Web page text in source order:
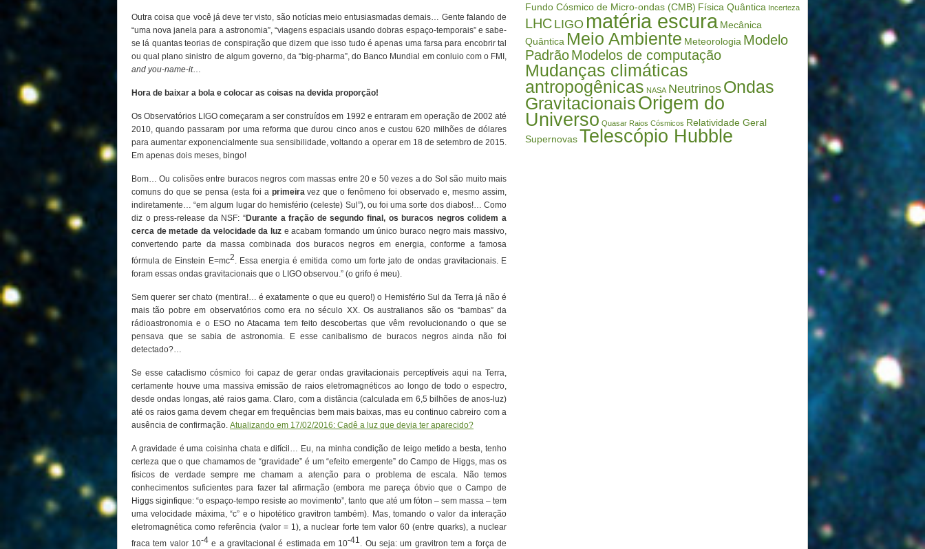
Outra coisa que você já deve ter visto, são notícias meio entusiasmadas demais… Gente falando de
“uma nova janela para a astronomia”, “viagens espaciais usando dobras espaço-temporais” e sabe-
se lá quantas teorias de conspiração que dizem que isso tudo é apenas uma farsa para encobrir tal
ou qual plano sinistro de algum governo, da “big-pharma”, do Banco Mundial em conluio com o FMI,
and you-name-it…
Hora de baixar a bola e colocar as coisas na devida proporção!
Os Observatórios LIGO começaram a ser construídos em 1992 e entraram em operação de 2002 até
2010, quando passaram por uma reforma que durou cinco anos e custou 620 milhões de dólares
para aumentar exponencialmente sua sensibilidade, voltando a operar em 18 de setembro de 2015.
Em apenas dois meses, bingo!
Bom… Ou colisões entre buracos negros com massas entre 20 e 50 vezes a do Sol são muito mais
comuns do que se pensa (esta foi a primeiravez que o fenômeno foi observado e, mesmo assim,
indiretamente… “em algum lugar do hemisfério (celeste) Sul”), ou foi uma sorte dos diabos!… Como
diz o press-release da NSF: “Durante a fração de segundo final, os buracos negros colidem a
cerca de metade da velocidade da luz e acabam formando um único buraco negro mais massivo,
convertendo parte da massa combinada dos buracos negros em energia, conforme a famosa
fórmula de Einstein E=mc2. Essa energia é emitida como um forte jato de ondas gravitacionais. E
foram essas ondas gravitacionais que o LIGO observou.” (o grifo é meu).
Sem querer ser chato (mentira!… é exatamente o que eu quero!) o Hemisfério Sul da Terra já não é
mais tão pobre em observatórios como era no século XX. Os australianos são os “bambas” da
rádioastronomia e o ESO no Atacama tem feito descobertas que vêm revolucionando o que se
pensava que se sabia de astronomia. E esse canibalismo de buracos negros ainda não foi
detectado?…
Se esse cataclismo cósmico foi capaz de gerar ondas gravitacionais perceptíveis aqui na Terra,
certamente houve uma massiva emissão de raios eletromagnéticos ao longo de todo o espectro,
desde ondas longas, até raios gama. Claro, com a distância (calculada em 6,5 bilhões de anos-luz)
até os raios gama devem chegar em frequências bem mais baixas, mas eu continuo cabreiro com a
ausência de confirmação. Atualizando em 17/02/2016: Cadê a luz que devia ter aparecido?
A gravidade é uma coisinha chata e difícil… Eu, na minha condição de leigo metido a besta, tenho
certeza que o que chamamos de “gravidade” é um “efeito emergente” do Campo de Higgs, mas os
físicos de verdade sempre me chamam a atenção para o problema de escala. Não temos
conhecimentos suficientes para fazer tal afirmação (embora me pareça óbvio que o Campo de
Higgs siginfique: “o espaço-tempo resiste ao movimento”, tanto que até um fóton – sem massa – tem
uma velocidade máxima, “c” e o hipotético gravitron também). Mas, tomando o valor da interação
eletromagnética como referência (valor = 1), a nuclear forte tem valor 60 (entre quarks), a nuclear
fraca tem valor 10-4 e a gravitacional é estimada em 10-41. Ou seja: um gravitron tem a força de
Fundo Cósmico de Micro-ondas (CMB) Física Quântica Incerteza
LHC LIGO matéria escura Mecânica
Quântica Meio Ambiente Meteorologia Modelo
PadrãoModelos de computação
Mudanças climáticas
antropogênicas NASA Neutrinos Ondas
GravitacionaisOrigem do
Universo Quasar Raios Cósmicos Relatividade Geral
SupernovasTelescópio Hubble